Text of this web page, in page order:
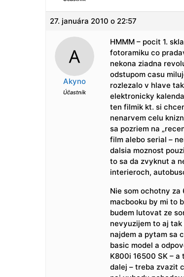
27. januára 2010 o 22:57
Akyno
Účastník
HMMM – pocit 1.
fotoramiku co
nekona ziadna
odstupom casu
rozlezalo v hlave
elektronicky
ten filmik kt. si
nenarvem celu
sa pozriem na
film alebo serial –
dalsia moznost
to sa da zvyknut a
interieroch,
Nie som ochotny za
macbooku by mi to
budem lutovat ze
nevyuzijem to aj
najdem a pytam sa
basic model a
K800i 16500 SK –
dalej – treba zvazit